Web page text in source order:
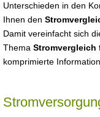
Unterschieden in den
Ihnen den
Damit vereinfacht sich
Thema Stromvergleich
komprimierte